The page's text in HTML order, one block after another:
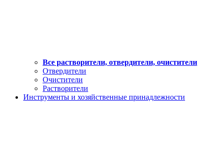
Все растворители, отвердители, очистители
Отвердители
Очистители
Растворители
Инструменты и хозяйственные принадлежности